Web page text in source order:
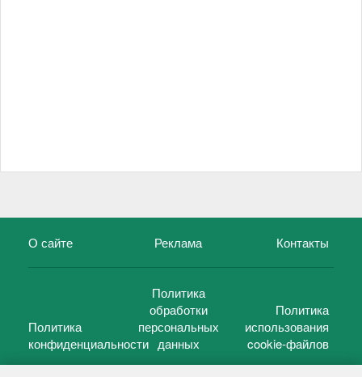
О сайте Реклама Контакты
Политика
конфиденциальности
Политика
обработки
персональных
данных
Политика
использования
cookie-файлов